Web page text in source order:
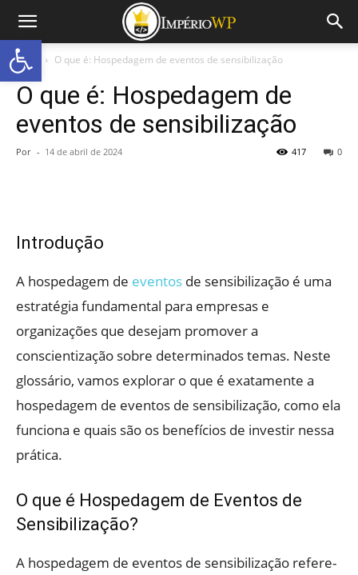
Início O que é: Hospedagem de eventos de sensibilização
O que é: Hospedagem de
eventos de sensibilização
Por - 14 de abril de 2024 0
417
Introdução
A hospedagem de eventos de sensibilização é uma
estratégia fundamental para empresas e
organizações que desejam promover a
conscientização sobre determinados temas. Neste
glossário, vamos explorar o que é exatamente a
hospedagem de eventos de sensibilização, como ela
funciona e quais são os benefícios de investir nessa
prática.
O que é Hospedagem de Eventos de
Sensibilização?
A hospedagem de eventos de sensibilização refere-
Abrir a barra de ferramentas